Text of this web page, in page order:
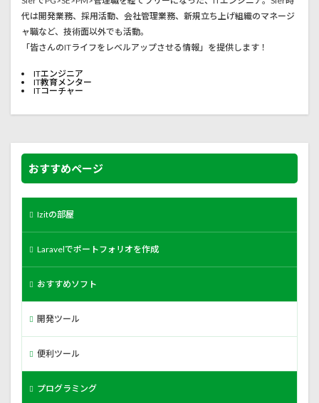
代は開発業務、採用活動、会社管理業務、新規立ち上げ組織のマネージ
ャ職など、技術面以外でも活動。
「皆さんのITライフをレベルアップさせる情報」を提供します！
ITエンジニア
IT教育メンター
ITコーチャー
おすすめページ
Izitの部屋
Laravelでポートフォリオを作成
おすすめソフト
開発ツール
便利ツール
プログラミング